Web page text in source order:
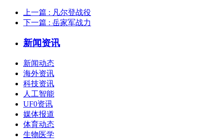
上一篇 : 凡尔登战役
下一篇 : 岳家军战力
新闻资讯
新闻动态
海外资讯
科技资讯
人工智能
UF0资讯
媒体报道
体育动态
生物医学